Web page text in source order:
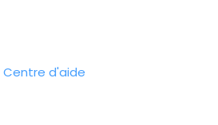
Centre d'aide